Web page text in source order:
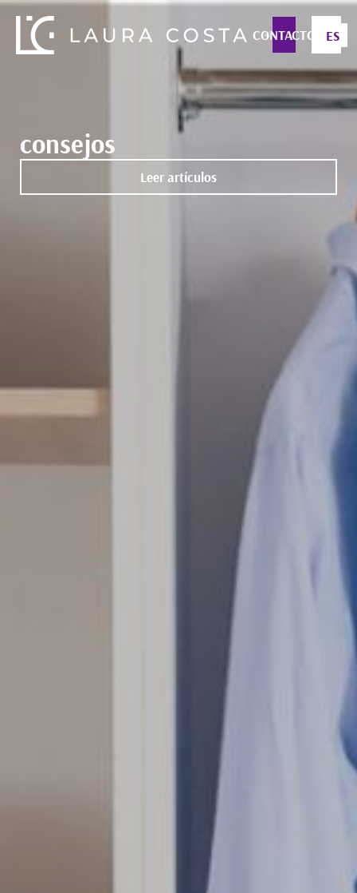
CONTACTO ES
consejos
Leer artículos